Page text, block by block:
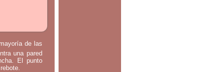
de las
una pared
El punto